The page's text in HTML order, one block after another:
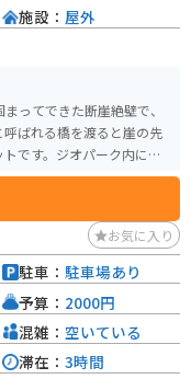
ってできた断崖絶壁で、
ばれる橋を渡ると崖の先
です。ジオパーク内にある
施設： 屋外
お気に入り
駐車： 駐車場あり
予算： 2000円
混雑： 空いている
滞在： 3時間